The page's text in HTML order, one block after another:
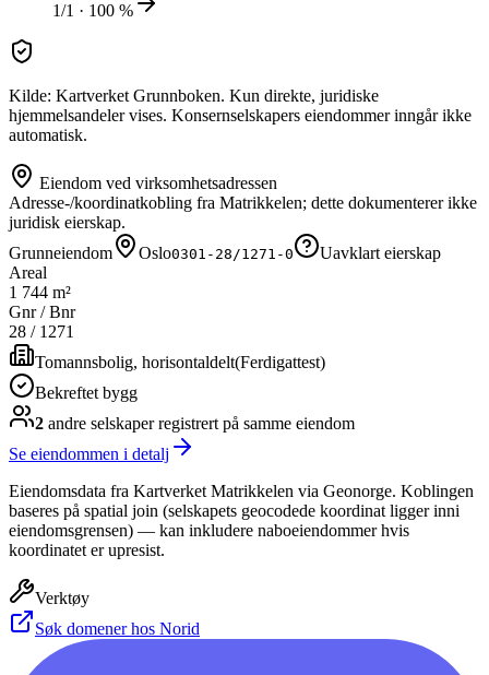
1/1 · 100 %
Kilde: Kartverket Grunnboken. Kun direkte, juridiske
hjemmelsandeler vises. Konsernselskapers eiendommer inngår ikke
automatisk.
Eiendom ved virksomhetsadressen
Adresse-/koordinatkobling fra Matrikkelen; dette dokumenterer ikke
juridisk eierskap.
Grunneiendom
Oslo0301-28/1271-0
Uavklart eierskap
Areal
1 744 m²
Gnr / Bnr
28 / 1271
Tomannsbolig, horisontaldelt(Ferdigattest)
Bekreftet bygg
2 andre selskaperregistrert på samme eiendom
Se eiendommen i detalj
Eiendomsdata fra Kartverket Matrikkelen via Geonorge. Koblingen
baseres på spatial join (selskapets geocodede koordinat ligger inni
eiendomsgrensen) — kan inkludere naboeiendommer hvis
koordinatet er upresist.
Verktøy
Søk domener hos Norid